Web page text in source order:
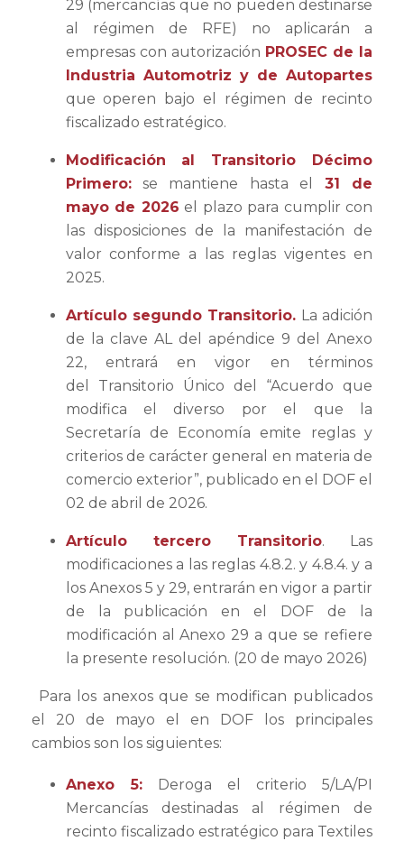
29 (mercancías que no pueden destinarse
al régimen de RFE) no aplicarán a
empresas con autorización PROSEC de la
Industria Automotriz y de Autopartes
que operen bajo el régimen de recinto
fiscalizado estratégico.
Modificación al Transitorio Décimo
Primero:se mantiene hasta el 31 de
mayo de 2026 el plazo para cumplir con
las disposiciones de la manifestación de
valor conforme a las reglas vigentes en
2025.
Artículo segundo Transitorio. La adición
de la clave AL del apéndice 9 del Anexo
22, entrará en vigor en términos
del Transitorio Único del “Acuerdo que
modifica el diverso por el que la
Secretaría de Economía emite reglas y
criterios de carácter general en materia de
comercio exterior”, publicado en el DOF el
02 de abril de 2026.
Artículo tercero Transitorio. Las
modificaciones a las reglas 4.8.2. y 4.8.4. y a
los Anexos 5 y 29, entrarán en vigor a partir
de la publicación en el DOF de la
modificación al Anexo 29 a que se refiere
la presente resolución. (20 de mayo 2026)
Para los anexos que se modifican publicados
el 20 de mayo el en DOF los principales
cambios son los siguientes:
Anexo 5:Deroga el criterio 5/LA/PI
Mercancías destinadas al régimen de
recinto fiscalizado estratégico para Textiles